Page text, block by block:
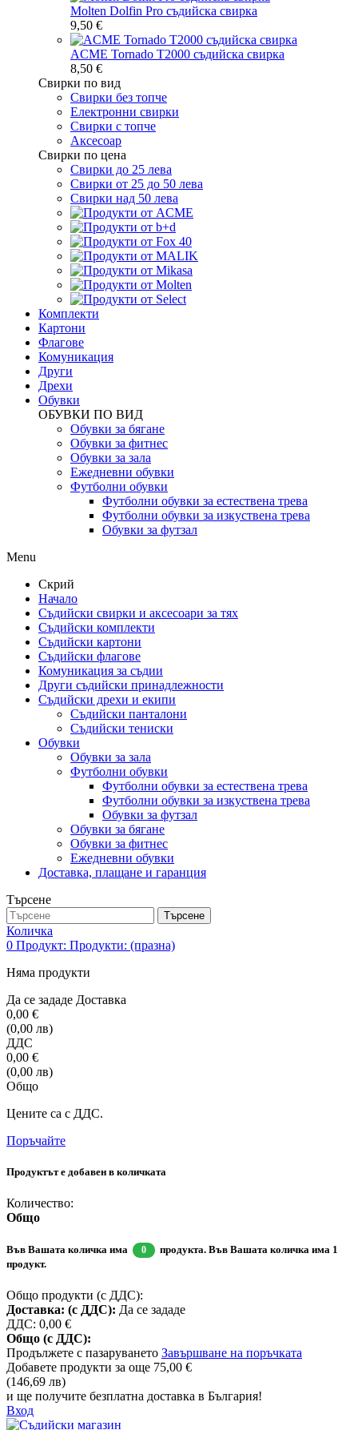
Molten Dolfin Pro съдийска свирка
9,50 €
ACME Tornado T2000 съдийска свирка
8,50 €
Свирки по вид
Свирки без топче
Електронни свирки
Свирки с топче
Аксесоар
Свирки по цена
Свирки до 25 лева
Свирки от 25 до 50 лева
Свирки над 50 лева
Комплекти
Картони
Флагове
Комуникация
Други
Дрехи
Обувки
ОБУВКИ ПО ВИД
Обувки за бягане
Обувки за фитнес
Обувки за зала
Ежедневни обувки
Футболни обувки
Футболни обувки за естествена трева
Футболни обувки за изкуствена трева
Обувки за футзал
Menu
Скрий
Начало
Съдийски свирки и аксесоари за тях
Съдийски комплекти
Съдийски картони
Съдийски флагове
Комуникация за съдии
Други съдийски принадлежности
Съдийски дрехи и екипи
Съдийски панталони
Съдийски тениски
Обувки
Обувки за зала
Футболни обувки
Футболни обувки за естествена трева
Футболни обувки за изкуствена трева
Обувки за футзал
Обувки за бягане
Обувки за фитнес
Ежедневни обувки
Доставка, плащане и гаранция
Търсене
Търсене
Количка
0 Продукт: Продукти: (празна)
Няма продукти
Да се зададе Доставка
0,00 €
(0,00 лв)
ДДС
0,00 €
(0,00 лв)
Общо
Цените са с ДДС.
Поръчайте
Продуктът е добавен в количката
Количество:
Общо
Във Вашата количка има 0 продукта. Във Вашата количка има 1
продукт.
Общо продукти (с ДДС):
Доставка: (с ДДС): Да се зададе
ДДС: 0,00 €
Общо (с ДДС):
Продължете с пазаруването Завършване на поръчката
Добавете продукти за още 75,00 €
(146,69 лв)
и ще получите безплатна доставка в България!
Вход